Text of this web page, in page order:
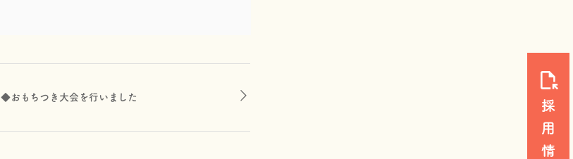
◆おもちつき大会を行いました